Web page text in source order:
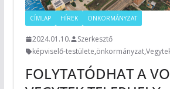
CÍMLAP HÍREK ÖNKORMÁNYZAT
2024.01.10.
Szerkesztő
képviselő-testülete,önkormányzat,
FOLYTATÓDHAT A